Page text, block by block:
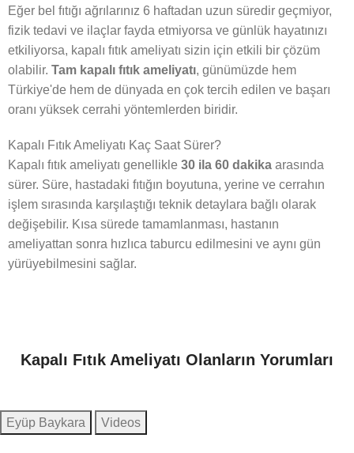
Eğer bel fıtığı ağrılarınız 6 haftadan uzun süredir geçmiyor,
fizik tedavi ve ilaçlar fayda etmiyorsa ve günlük hayatınızı
etkiliyorsa, kapalı fıtık ameliyatı sizin için etkili bir çözüm
olabilir. Tam kapalı fıtık ameliyatı, günümüzde hem
Türkiye'de hem de dünyada en çok tercih edilen ve başarı
oranı yüksek cerrahi yöntemlerden biridir.
Kapalı Fıtık Ameliyatı Kaç Saat Sürer?​
Kapalı fıtık ameliyatı genellikle 30 ila 60 dakika arasında
sürer. Süre, hastadaki fıtığın boyutuna, yerine ve cerrahın
işlem sırasında karşılaştığı teknik detaylara bağlı olarak
değişebilir. Kısa sürede tamamlanması, hastanın
ameliyattan sonra hızlıca taburcu edilmesini ve aynı gün
yürüyebilmesini sağlar.
Kapalı Fıtık Ameliyatı Olanların Yorumları
Eyüp Baykara Videos